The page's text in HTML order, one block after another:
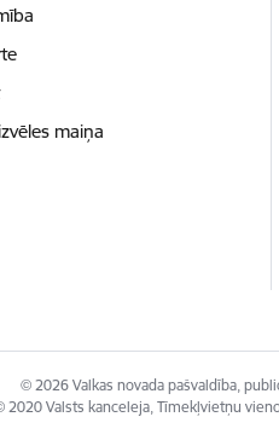
maiņa
© 2026 Valkas novada pašvaldība,
2020 Valsts kanceleja, Tīmekļvietņu